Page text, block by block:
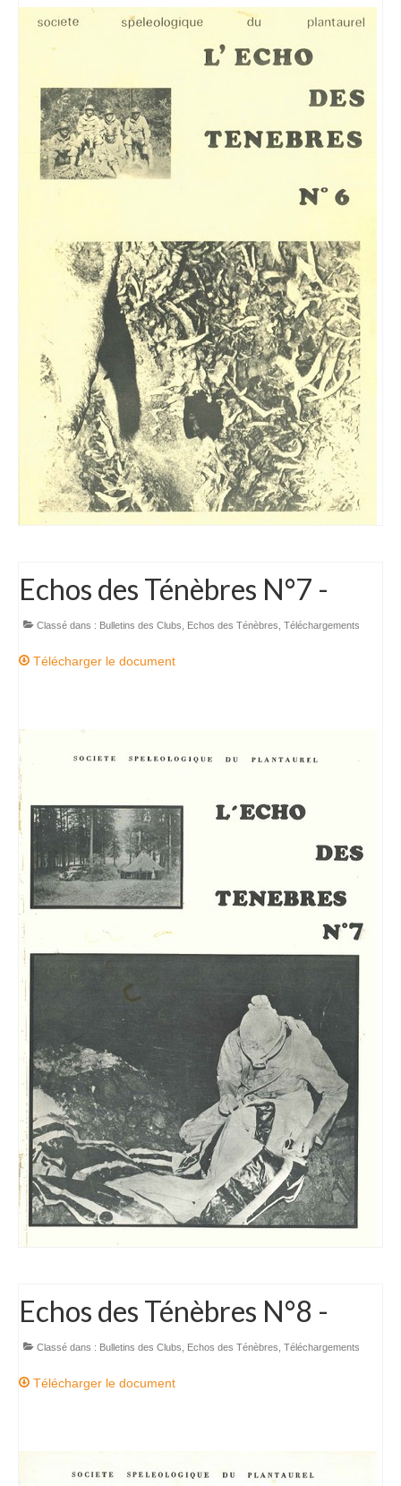
Echos des Ténèbres N°7 -
Classé dans : Bulletins des Clubs Echos des Ténèbres Téléchargements
Télécharger le document
Echos des Ténèbres N°8 -
Classé dans : Bulletins des Clubs Echos des Ténèbres Téléchargements
Télécharger le document